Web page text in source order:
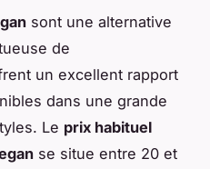
sont une alternative
de
un excellent rapport
dans une grande
Le prix habituel
se situe entre 20 et